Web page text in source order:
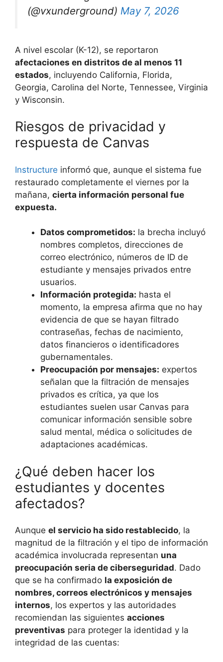
(@vxunderground) May 7, 2026
A nivel escolar (K-12), se reportaron
afectaciones en distritos de al menos 11
estados, incluyendo California, Florida,
Georgia, Carolina del Norte, Tennessee, Virginia
y Wisconsin.
Riesgos de privacidad y
respuesta de Canvas
Instructure informó que, aunque el sistema fue
restaurado completamente el viernes por la
mañana, cierta información personal fue
expuesta.
Datos comprometidos: la brecha incluyó
nombres completos, direcciones de
correo electrónico, números de ID de
estudiante y mensajes privados entre
usuarios.
Información protegida: hasta el
momento, la empresa afirma que no hay
evidencia de que se hayan filtrado
contraseñas, fechas de nacimiento,
datos financieros o identificadores
gubernamentales.
Preocupación por mensajes: expertos
señalan que la filtración de mensajes
privados es crítica, ya que los
estudiantes suelen usar Canvas para
comunicar información sensible sobre
salud mental, médica o solicitudes de
adaptaciones académicas.
¿Qué deben hacer los
estudiantes y docentes
afectados?
Aunque el servicio ha sido restablecido, la
magnitud de la filtración y el tipo de información
académica involucrada representan una
preocupación seria de ciberseguridad. Dado
que se ha confirmado la exposición de
nombres, correos electrónicos y mensajes
internos, los expertos y las autoridades
recomiendan las siguientes acciones
preventivas para proteger la identidad y la
integridad de las cuentas: